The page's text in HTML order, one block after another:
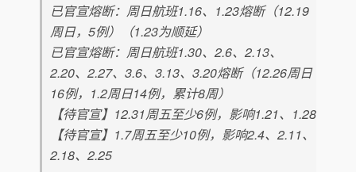
已官宣熔断：周日航班1.16、1.23熔断（12.19
周日，5例）（1.23为顺延）
已官宣熔断：周日航班1.30、2.6、2.13、
2.20、2.27、3.6、3.13、3.20熔断（12.26周日
16例，1.2周日14例，累计8周）
【待官宣】12.31周五至少6例，影响1.21、1.28
【待官宣】1.7周五至少10例，影响2.4、2.11、
2.18、2.25